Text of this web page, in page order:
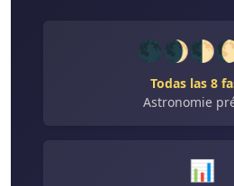
Todas las 8
Astronomie
📊